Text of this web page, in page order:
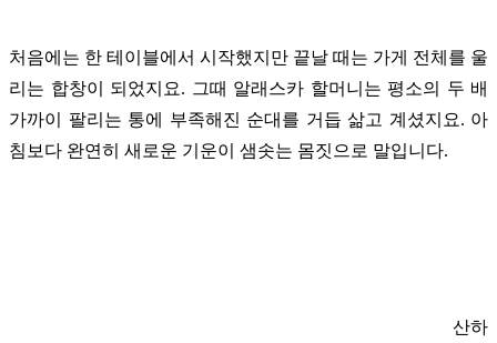
처음에는 한 테이블에서 시작했지만 끝날 때는 가게 전체를 울
리는 합창이 되었지요. 그때 알래스카 할머니는 평소의 두 배
가까이 팔리는 통에 부족해진 순대를 거듭 삶고 계셨지요. 아
침보다 완연히 새로운 기운이 샘솟는 몸짓으로 말입니다.
산하